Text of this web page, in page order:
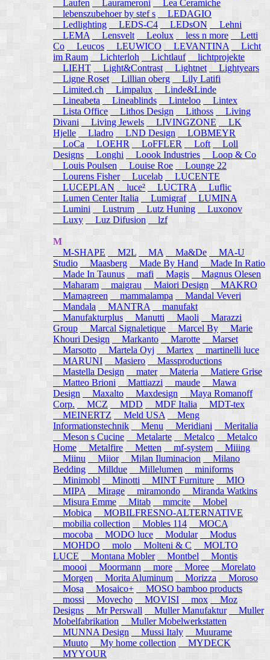
Laufen
Laurameroni
Lea Ceramiche
lebenszubehoer by stef s
LEDAGIO
Ledlighting
LEDS-C4 LEDsON
Lehni
LEMA
Lensvelt Leolux less n more
Letti
Co
Leucos LEUWICO LEVANTINA
Licht
im Raum
Lichterloh Lichtlauf lichtprojekte
LIEHT
Light&Contrast Lightnet
Lightyears
Ligne Roset
Lillian oberg
Lily Latifi
Limited.ch
Limpalux
Linde&Linde
Lineabeta
Lineablinds Linteloo
Lintex
Lista Office Lithos Design Lithoss
Living
Divani
Living Jewels LIVINGZONE
LK
Hjelle
Lladro LND Design
LOBMEYR
LoCa
LOEHR LoFFLER Loft
Loll
Designs
Longhi Loook Industries
Loop & Co
Louis Poulsen
Louise Roe
Lounge 22
Lourens Fisher
Lucelab
LUCENTE
LUCEPLAN
luce² LUCTRA
Luflic
Lumen Center Italia
Lumigraf
LUMINA
Lumini
Lustrum Lutz Huning
Luxonov
Luxy
Luz Difusion lzf
M
M-SHAPE
M2L MA Ma&De
MA-U
Studio
Maasberg Made By Hand
Made In Ratio
Made In Taunus
mafi Magis
Magnus Olesen
Maharam
maigrau Maiori Design
MAKRO
Mamagreen
mammalampa
Mandal Veveri
Mandala
MANTRA
manufakt
Manufakturplus
Manutti Maoli
Marazzi
Group
Marcal Signaletique Marcel By
Marie
Khouri Design
Markanto Marotte
Marset
Marsotto
Martela Oyj Martex
martinelli luce
MARUNI
Masiero
Massproductions
Mastella Design
mater Materia
Matiere Grise
Matteo Brioni
Mattiazzi maude
Mawa
Design
Maxalto Maxdesign
Maya Romanoff
Corp.
MCZ MDD MDF Italia
MDT-tex
MEINERTZ
Meld USA
Meng
Informationstechnik
Menu Meridiani
Meritalia
Meson s Cucine
Metalarte Metalco
Metalco
Home Metalfire Metten mf-system
Miiing
Miinu
Miior Milan Iluminacion
Milano
Bedding
Milldue Millelumen
miniforms
Minimobl Minotti MINT Furniture
MIO
MIPA
Mirage miramondo
Miranda Watkins
Misura Emme
Mitab mmcite
Mobel
Mobica
MOBILFRESNO-ALTERNATIVE
mobilia collection
Mobles 114
MOCA
mocoba
MODO luce Modular
Modus
MOHDO
molo Molteni & C
MOLTO
LUCE
Montana Mobler Montbel
Montis
moooi
Moormann more Moree
Morelato
Morgen
Morita Aluminum Morizza
Moroso
Mosa
Mosaico+
MOSO bamboo products
mossi
Movecho MOVISI mox
Moz
Designs
Mr Perswall Muller Manufaktur
Muller
Mobelfabrikation
Muller Mobelwerkstatten
MUNNA Design
Mussi Italy
Muurame
Muuto My home collection
MYDECK
MYYOUR